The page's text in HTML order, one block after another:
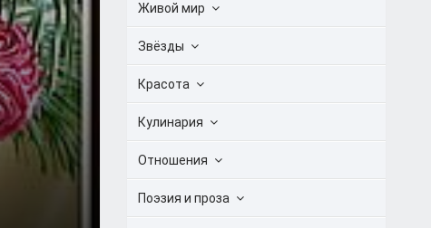
Живой мир
Звёзды
Красота
Кулинария
Отношения
Поэзия и проза